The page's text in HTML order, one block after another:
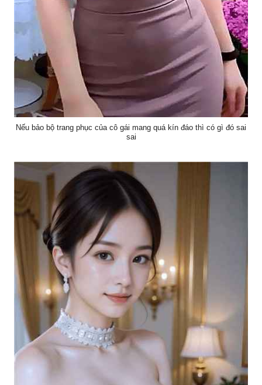
Nếu bảo bộ trang phục của cô gái mang quá kín đáo thì có gì đó sai
sai